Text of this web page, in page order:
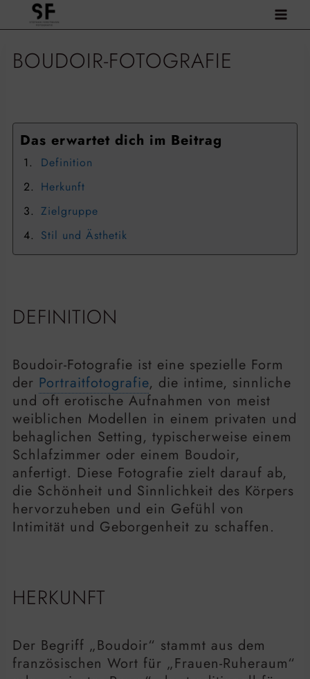
Inhalt
BOUDOIR-FOTOGRAFIE
Das erwartet dich im Beitrag
Definition
Herkunft
Zielgruppe
Stil und Ästhetik
DEFINITION
Boudoir-Fotografie ist eine spezielle Form
der Portraitfotografie, die intime, sinnliche
und oft erotische Aufnahmen von meist
weiblichen Modellen in einem privaten und
behaglichen Setting, typischerweise einem
Schlafzimmer oder einem Boudoir,
anfertigt. Diese Fotografie zielt darauf ab,
die Schönheit und Sinnlichkeit des Körpers
hervorzuheben und ein Gefühl von
Intimität und Geborgenheit zu schaffen.
HERKUNFT
Der Begriff „Boudoir“ stammt aus dem
französischen Wort für „Frauen-Ruheraum“